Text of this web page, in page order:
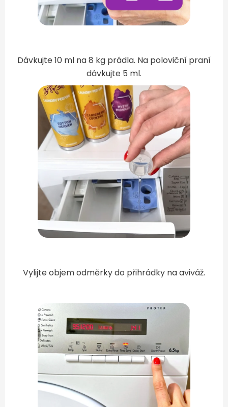
Dávkujte 10 ml na 8 kg prádla. Na poloviční praní
dávkujte 5 ml.
Vylijte objem odměrky do přihrádky na aviváž.